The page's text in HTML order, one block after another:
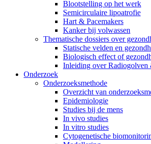
Blootstelling op het werk
Semicirculaire lipoatrofie
Hart & Pacemakers
Kanker bij volwassen
Thematische dossiers over
Statische velden en
Biologisch effect of
Inleiding over Radiogolven
Onderzoek
Onderzoeksmethode
Overzicht van
Epidemiologie
Studies bij de mens
In vivo studies
In vitro studies
Cytogenetische